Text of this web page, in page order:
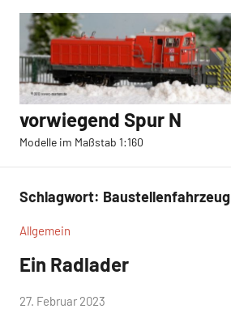
Zum
Inhalt
springen
vorwiegend Spur N
Modelle im Maßstab 1:160
Schlagwort: Baustellenfahrzeug
Allgemein
Ein Radlader
von
27. Februar 2023